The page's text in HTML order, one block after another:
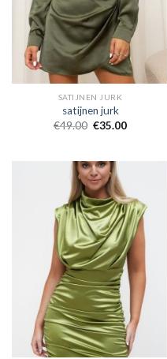
SATIJNEN JURK
satijnen jurk
€49.00 €35.00